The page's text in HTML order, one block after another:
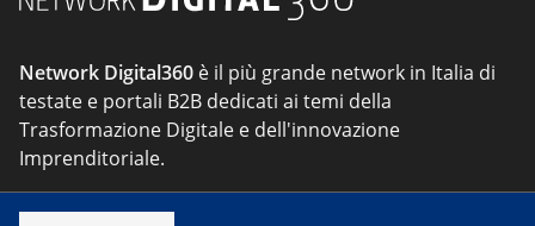
Network Digital360 è il più grande network in Italia di
testate e portali B2B dedicati ai temi della
Trasformazione Digitale e dell'innovazione
Imprenditoriale.